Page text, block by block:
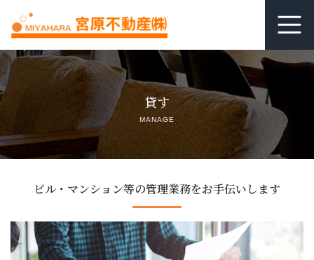
ホーム
借りる
空室管理オンライン相談
貸す
MANAGE
ビル・マンション等の管理業務をお手伝いします